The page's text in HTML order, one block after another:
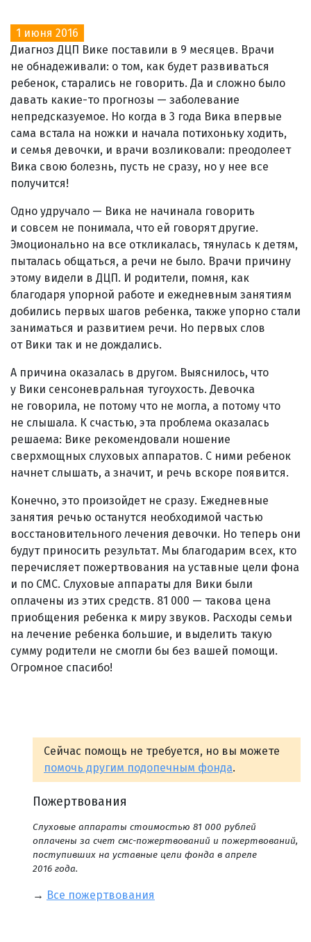
1 июня 2016
Диагноз ДЦП Вике поставили в 9 месяцев. Врачи
не обнадеживали: о том, как будет развиваться
ребенок, старались не говорить. Да и сложно было
давать какие-то прогнозы — заболевание
непредсказуемое. Но когда в 3 года Вика впервые
сама встала на ножки и начала потихоньку ходить,
и семья девочки, и врачи возликовали: преодолеет
Вика свою болезнь, пусть не сразу, но у нее все
получится!
Одно удручало — Вика не начинала говорить
и совсем не понимала, что ей говорят другие.
Эмоционально на все откликалась, тянулась к детям,
пыталась общаться, а речи не было. Врачи причину
этому видели в ДЦП. И родители, помня, как
благодаря упорной работе и ежедневным занятиям
добились первых шагов ребенка, также упорно стали
заниматься и развитием речи. Но первых слов
от Вики так и не дождались.
А причина оказалась в другом. Выяснилось, что
у Вики сенсоневральная тугоухость. Девочка
не говорила, не потому что не могла, а потому что
не слышала. К счастью, эта проблема оказалась
решаема: Вике рекомендовали ношение
сверхмощных слуховых аппаратов. С ними ребенок
начнет слышать, а значит, и речь вскоре появится.
Конечно, это произойдет не сразу. Ежедневные
занятия речью останутся необходимой частью
восстановительного лечения девочки. Но теперь они
будут приносить результат. Мы благодарим всех, кто
перечисляет пожертвования на уставные цели фона
и по СМС. Слуховые аппараты для Вики были
оплачены из этих средств. 81 000 — такова цена
приобщения ребенка к миру звуков. Расходы семьи
на лечение ребенка большие, и выделить такую
сумму родители не смогли бы без вашей помощи.
Огромное спасибо!
Сейчас помощь не требуется, но вы можете
помочь другим подопечным фонда.
Пожертвования
Слуховые аппараты стоимостью 81 000 рублей
оплачены за счет смс-пожертвований и пожертвований,
поступивших на уставные цели фонда в апреле
2016 года.
→ Все пожертвования